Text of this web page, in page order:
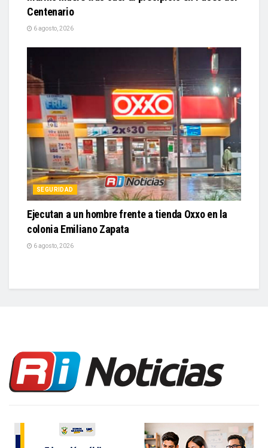
SEGURIDAD
Ejecutan a un hombre frente a tienda Oxxo en la
colonia Emiliano Zapata